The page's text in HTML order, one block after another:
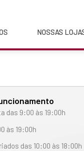
NOSSAS
das 9:00 às 19:00h
às 19:00h
das 10:00 às 18:00h